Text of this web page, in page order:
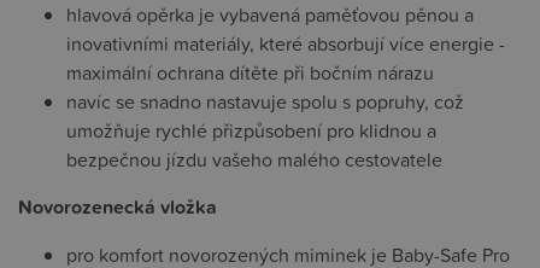
hlavová opěrka je vybavená paměťovou pěnou a
inovativními materiály, které absorbují více energie -
maximální ochrana dítěte při bočním nárazu
navíc se snadno nastavuje spolu s popruhy, což
umožňuje rychlé přizpůsobení pro klidnou a
bezpečnou jízdu vašeho malého cestovatele
Novorozenecká vložka
pro komfort novorozených miminek je Baby-Safe Pro